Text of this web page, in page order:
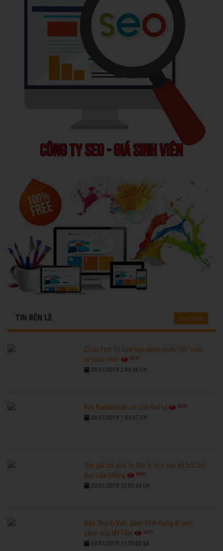
TIN BÊN LỀ Đọc thêm
Châu Tinh Trì hứa hẹn phim chiếu Tết 'cười
ra nước mắt'
6761
03/01/2019 2:04:06 CH
Kim Kardashian có con thứ tư 6260
03/01/2019 1:03:37 CH
'Em gái trà sữa' bị đồn ly hôn sau bê bối tình
dục của chồng
6580
03/01/2019 12:03:33 CH
Ngô Thanh Vân, Đàm Vĩnh Hưng đi xem
phim của Mỹ Tâm
6261
03/01/2019 11:03:00 SA